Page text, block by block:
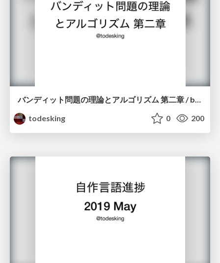
バンディット問題の理論とアルゴリズム 第二章 / bandit2
todesking
0 200